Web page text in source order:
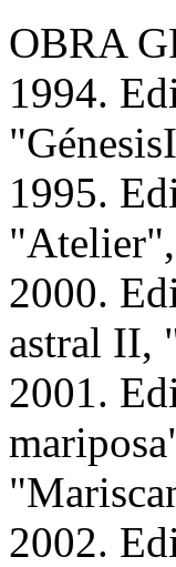
OBRA
1994.
1995.
2000.
astral II,
2001.
2002.